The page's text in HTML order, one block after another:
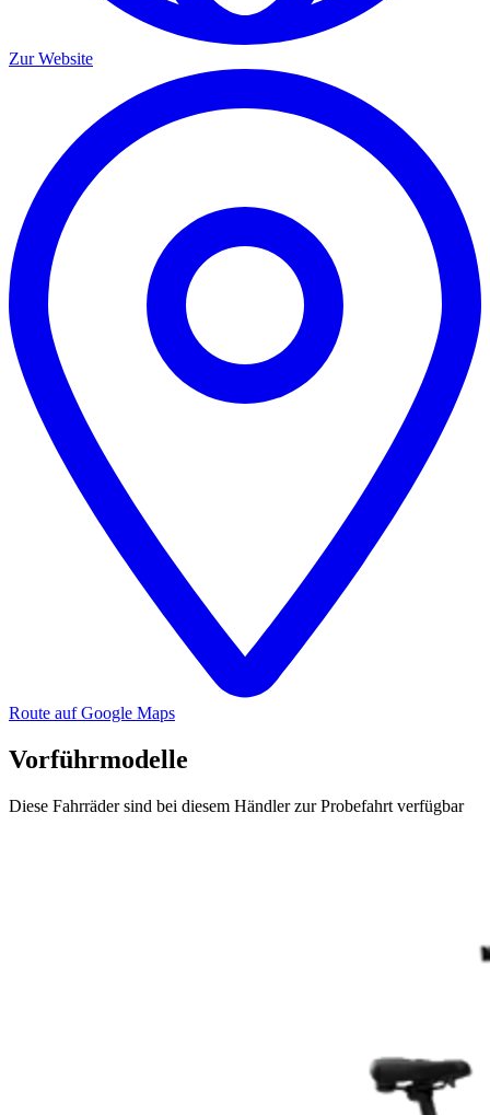
Zur Website
Route auf Google Maps
Vorführmodelle
Diese Fahrräder sind bei diesem Händler zur Probefahrt verfügbar